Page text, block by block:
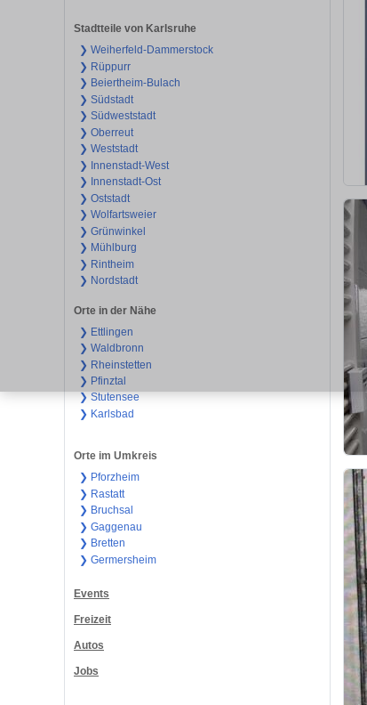
Stadtteile von Karlsruhe
❯ Weiherfeld-Dammerstock
❯ Rüppurr
❯ Beiertheim-Bulach
❯ Südstadt
❯ Südweststadt
❯ Oberreut
❯ Weststadt
❯ Innenstadt-West
❯ Innenstadt-Ost
❯ Oststadt
❯ Wolfartsweier
❯ Grünwinkel
❯ Mühlburg
❯ Rintheim
❯ Nordstadt
Orte in der Nähe
❯ Ettlingen
❯ Waldbronn
❯ Rheinstetten
❯ Pfinztal
❯ Stutensee
❯ Karlsbad
Orte im Umkreis
❯ Pforzheim
❯ Rastatt
❯ Bruchsal
❯ Gaggenau
❯ Bretten
❯ Germersheim
Events
Freizeit
Autos
Jobs